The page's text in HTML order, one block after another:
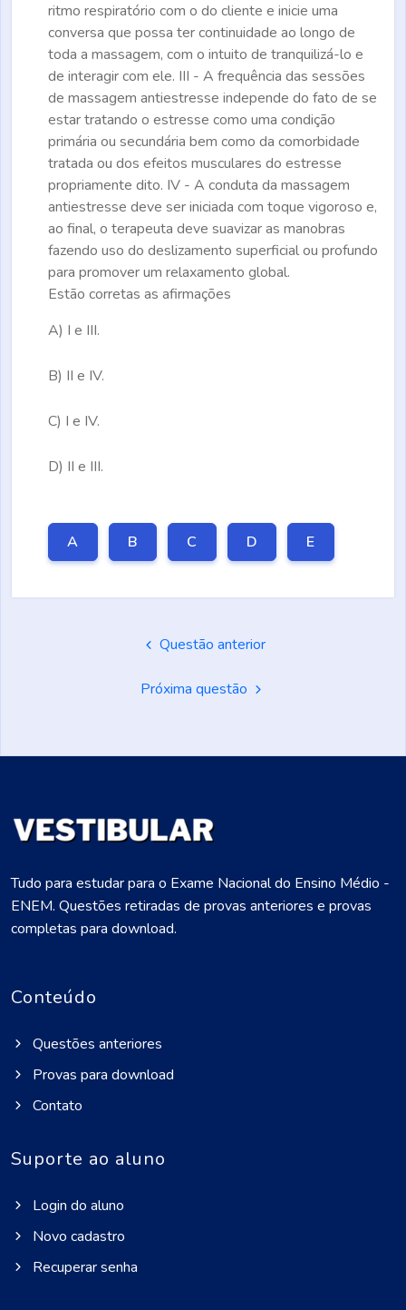
ritmo respiratório com o do cliente e inicie uma
conversa que possa ter continuidade ao longo de
toda a massagem, com o intuito de tranquilizá-lo e
de interagir com ele. III - A frequência das sessões
de massagem antiestresse independe do fato de se
estar tratando o estresse como uma condição
primária ou secundária bem como da comorbidade
tratada ou dos efeitos musculares do estresse
propriamente dito. IV - A conduta da massagem
antiestresse deve ser iniciada com toque vigoroso e,
ao final, o terapeuta deve suavizar as manobras
fazendo uso do deslizamento superficial ou profundo
para promover um relaxamento global.
Estão corretas as afirmações
A) I e III.
B) II e IV.
C) I e IV.
D) II e III.
A B C D E
Questão anterior
Próxima questão
Tudo para estudar para o Exame Nacional do Ensino Médio -
ENEM. Questões retiradas de provas anteriores e provas
completas para download.
Conteúdo
Questões anteriores
Provas para download
Contato
Suporte ao aluno
Login do aluno
Novo cadastro
Recuperar senha